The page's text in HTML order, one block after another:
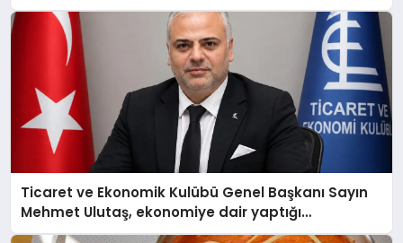
Ticaret ve Ekonomik Kulübü Genel Başkanı Sayın
Mehmet Ulutaş, ekonomiye dair yaptığı
açıklamada şunları kaydetti: